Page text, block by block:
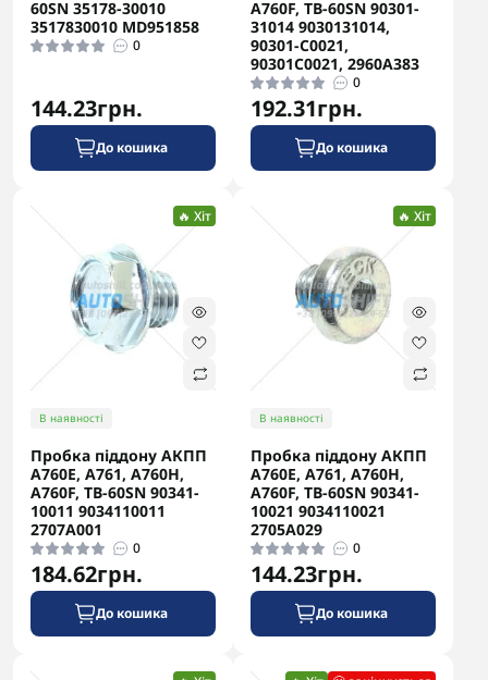
60SN 35178-30010
3517830010 MD951858
0
144.23грн.
До кошика
A760F, TB-60SN 90301-
31014 9030131014,
90301-C0021,
90301C0021, 2960A383
0
192.31грн.
До кошика
🔥 Хіт
В наявності
Пробка піддону АКПП
A760E, A761, A760H,
A760F, TB-60SN 90341-
10011 9034110011
2707A001
0
184.62грн.
До кошика
🔥 Хіт
В наявності
Пробка піддону АКПП
A760E, A761, A760H,
A760F, TB-60SN 90341-
10021 9034110021
2705A029
0
144.23грн.
До кошика